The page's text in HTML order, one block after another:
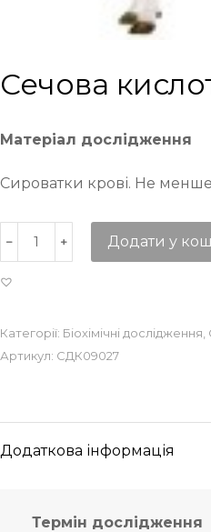
Сечова
Матеріал дослідження
Сироватки крові. Не
Додати у
Категорії: Біохімічні дослідження
Артикул: СДК09027
Додаткова інформація
Термін дослідження